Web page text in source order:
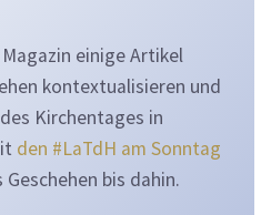
einige Artikel
kontextualisieren und
Kirchentages in
den #LaTdH am Sonntag
bis dahin.